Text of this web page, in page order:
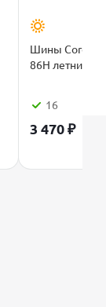
Шины
86H летние
16
3 470₽